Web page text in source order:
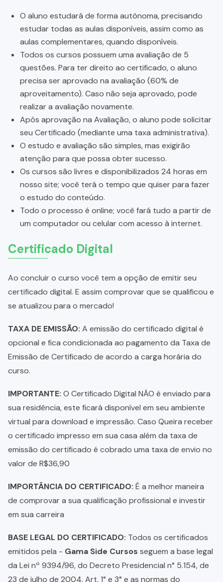
O aluno estudará de forma autônoma, precisando
estudar todas as aulas disponíveis, assim como as
aulas complementares, quando disponíveis.
Todos os cursos possuem uma avaliação de 5
questões. Para ter direito ao certificado, o aluno
precisa ser aprovado na avaliação (60% de
aproveitamento). Caso não seja aprovado, pode
realizar a avaliação novamente.
Após aprovação na Avaliação, o aluno pode solicitar
seu Certificado (mediante uma taxa administrativa).
O estudo e avaliação são simples, mas exigirão
atenção para que possa obter sucesso.
Os cursos são livres e disponibilizados 24 horas em
nosso site; você terá o tempo que quiser para fazer
o estudo do conteúdo.
Todo o processo é online; você fará tudo a partir de
um computador ou celular com acesso à internet.
Certificado Digital
Ao concluir o curso você tem a opção de emitir seu
certificado digital. E assim comprovar que se qualificou e
se atualizou para o mercado!
TAXA DE EMISSÃO: A emissão do certificado digital é
opcional e fica condicionada ao pagamento da Taxa de
Emissão de Certificado de acordo a carga horária do
curso.
IMPORTANTE: O Certificado Digital NÃO é enviado para
sua residência, este ficará disponível em seu ambiente
virtual para download e impressão. Caso Queira receber
o certificado impresso em sua casa além da taxa de
emissão do certificado é cobrado uma taxa de envio no
valor de R$36,90
IMPORTÂNCIA DO CERTIFICADO: É a melhor maneira
de comprovar a sua qualificação profissional e investir
em sua carreira
BASE LEGAL DO CERTIFICADO: Todos os certificados
emitidos pela - Gama Side Cursos seguem a base legal
da Lei nº 9394/96, do Decreto Presidencial n° 5.154, de
23 de julho de 2004, Art. 1° e 3° e as normas do